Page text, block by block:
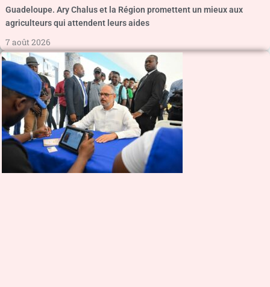
Guadeloupe. Ary Chalus et la Région promettent un mieux aux
agriculteurs qui attendent leurs aides
7 août 2026